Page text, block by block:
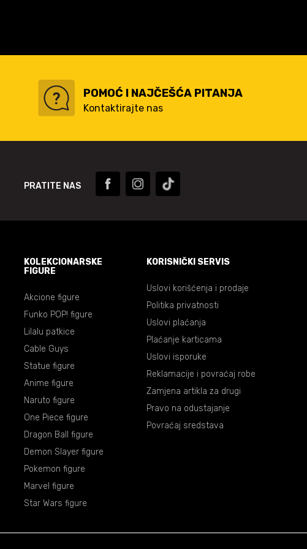
POMOĆ I NAJČEŠĆA PITANJA
Kontaktirajte nas
PRATITE NAS
KOLEKCIONARSKE
FIGURE
Akcione figure
Funko POP! figure
Lilalu patkice
Cable Guys
Statue figure
Anime figure
Naruto figure
One Piece figure
Dragon Ball figure
Demon Slayer figure
Pokemon figure
Marvel figure
Star Wars figure
KORISNIČKI SERVIS
Uslovi korišćenja i prodaje
Politika privatnosti
Uslovi plaćanja
Plaćanje karticama
Uslovi isporuke
Reklamacije i povraćaj robe
Zamjena artikla za drugi
Pravo na odustajanje
Povraćaj sredstava